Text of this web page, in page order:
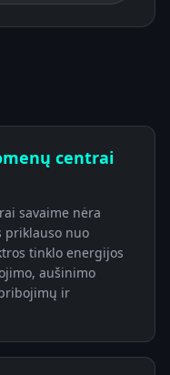
centrai
savaime nėra
priklauso nuo
tinklo energijos
aušinimo
ir